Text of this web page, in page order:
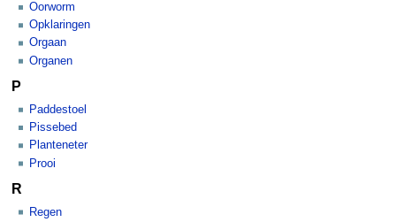
Oorworm
Opklaringen
Orgaan
Organen
P
Paddestoel
Pissebed
Planteneter
Prooi
R
Regen